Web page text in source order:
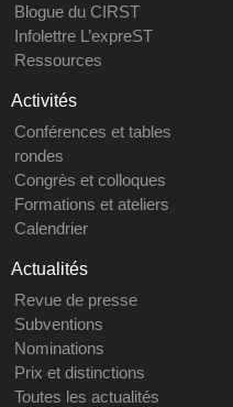
Blogue du CIRST
Infolettre L’expreST
Ressources
Activités
Conférences et tables
rondes
Congrès et colloques
Formations et ateliers
Calendrier
Actualités
Revue de presse
Subventions
Nominations
Prix et distinctions
Toutes les actualités